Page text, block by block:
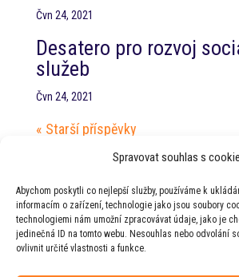
Spravovat souhlas s
Abychom poskytli co nejlepší služby, používáme k
informacím o zařízení, technologie jako jsou soubory
technologiemi nám umožní zpracovávat údaje, jako je
jedinečná ID na tomto webu. Nesouhlas nebo odvolání
ovlivnit určité vlastnosti a funkce.
Čvn 24, 2021
Desatero pro rozvoj
služeb
Čvn 24, 2021
« Starší příspěvky
PT RHSD pro zdravotnictví
PT RHSD pro kulturní otázky
Rada vlády pro duševní zdraví